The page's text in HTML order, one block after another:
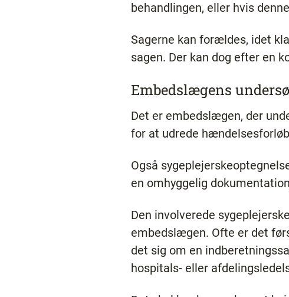
behandlingen, eller hvis
Sagerne kan forældes, idet
sagen. Der kan dog efter en
Embedslægens
Det er embedslægen, der
for at udrede
Også
en omhyggelig
Den involverede
embedslægen. Ofte er det
det sig om en
hospitals- eller